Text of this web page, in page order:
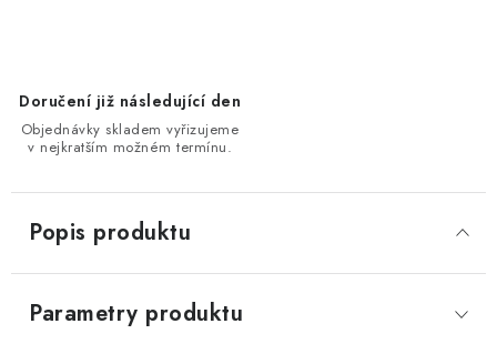
Doručení již následující den
Objednávky skladem vyřizujeme
v nejkratším možném termínu.
Popis produktu
Parametry produktu